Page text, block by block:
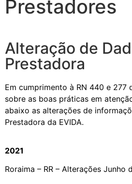
Prestadores
Alteração de
Prestadora
Em cumprimento à RN 440 e 277
sobre as boas práticas em
abaixo as alterações de
Prestadora da EVIDA.
2021
Roraima – RR – Alterações Junho